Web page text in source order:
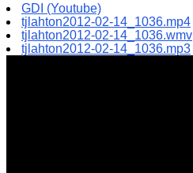
GDI (Youtube)
tjlahton2012-02-14_1036.mp4
tjlahton2012-02-14_1036.wmv
tjlahton2012-02-14_1036.mp3